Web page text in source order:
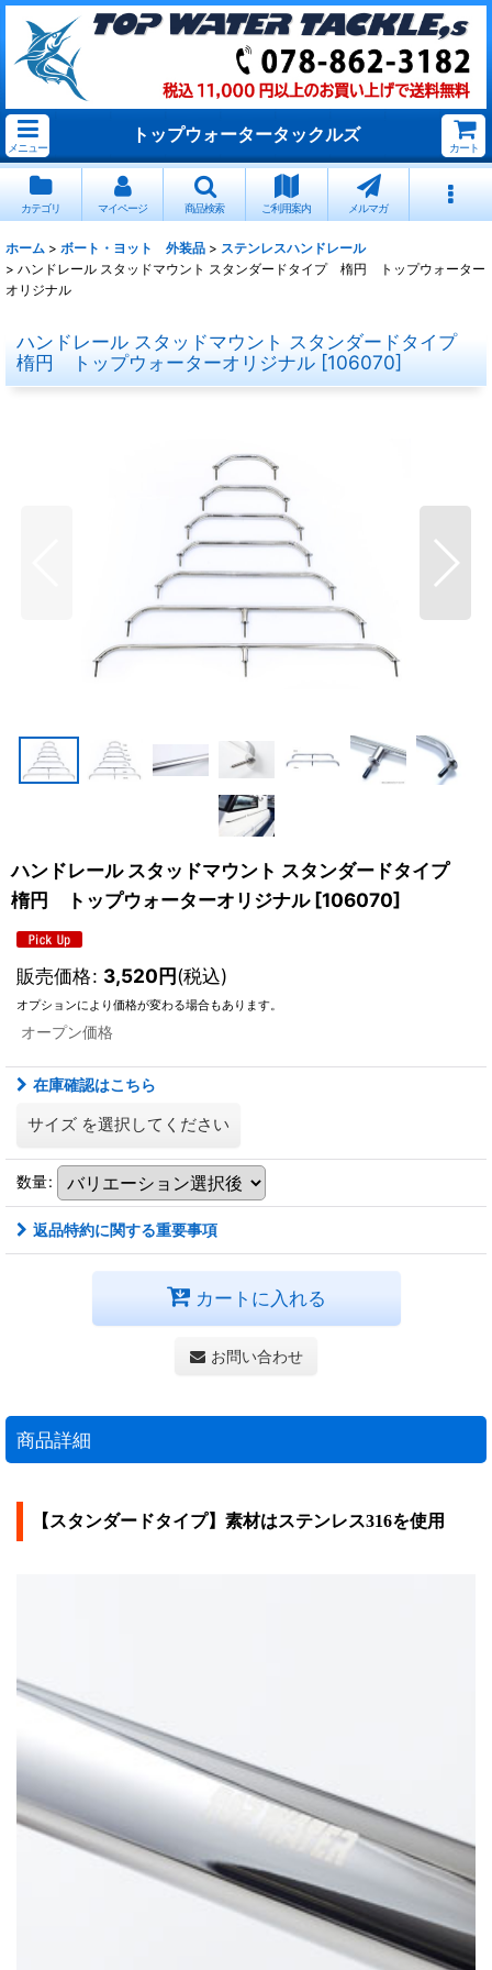
メニュー
トップウォータータックルズ
カート
カテゴリ マイページ 商品検索 ご利用案内 メルマガ
ホーム > ボート・ヨット 外装品 > ステンレスハンドレール
> ハンドレール スタッドマウント スタンダードタイプ 楕円 トップウォーター
オリジナル
ハンドレール スタッドマウント スタンダードタイプ
楕円 トップウォーターオリジナル [106070]
ハンドレール スタッドマウント スタンダードタイプ
楕円 トップウォーターオリジナル [106070]
販売価格: 3,520円(税込)
オプションにより価格が変わる場合もあります。
オープン価格
在庫確認はこちら
サイズ を選択してください
数量:
返品特約に関する重要事項
カートに入れる
お問い合わせ
商品詳細
【スタンダードタイプ】素材はステンレス316を使用